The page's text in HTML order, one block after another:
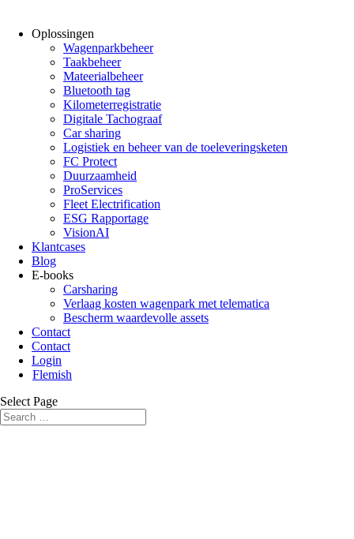
Oplossingen
Wagenparkbeheer
Taakbeheer
Mateerialbeheer
Bluetooth tag
Kilometerregistratie
Digitale Tachograaf
Car sharing
Logistiek en beheer van de toeleveringsketen
FC Protect
Duurzaamheid
ProServices
Fleet Electrification
ESG Rapportage
VisionAI
Klantcases
Blog
E-books
Carsharing
Verlaag kosten wagenpark met telematica
Bescherm waardevolle assets
Contact
Contact
Login
Flemish
Select Page